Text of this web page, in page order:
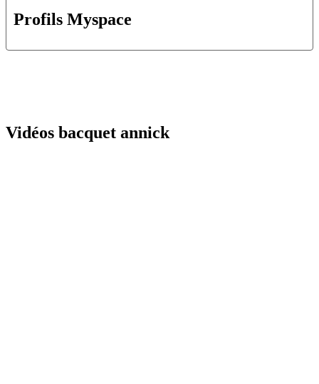
Profils Myspace
Vidéos bacquet annick